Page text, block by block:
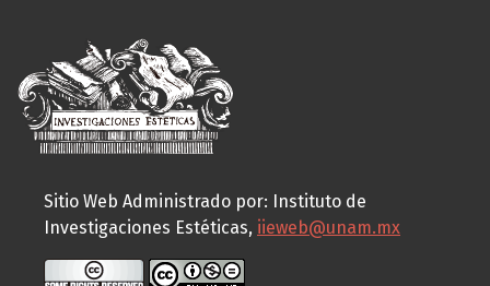
Sitio Web Administrado por: Instituto de
Investigaciones Estéticas, iieweb@unam.mx